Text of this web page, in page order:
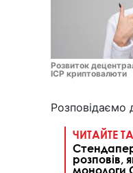
Розвиток
ICP криптовалюти
Розповідаємо
ЧИТАЙТЕ
розповів,
монологи